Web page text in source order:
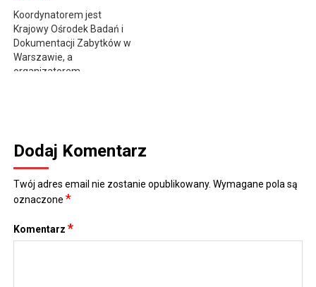
przysłanych na konkurs
organizowany przez
Fundację Rozwoju
Kształcenia…
Koordynatorem jest
Krajowy Ośrodek Badań i
Dokumentacji Zabytków w
Warszawie, a
organizatorem
Ośrodek Kultury w Górze
Kalwarii, Parafia p.w.
Przemienienia Pańskiego
w Czersku, Mazowieckie
Centrum Kultury i Sztuki w
Ośrodek Doradztwa
Rolniczego w…
Dodaj Komentarz
Twój adres email nie zostanie opublikowany. Wymagane pola są
oznaczone*
Komentarz*